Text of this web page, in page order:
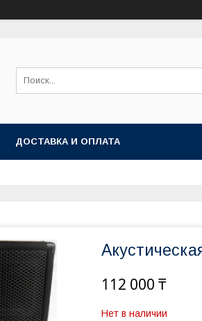
ДОСТАВКА И ОПЛАТА
112 000 ₸
Нет в наличии